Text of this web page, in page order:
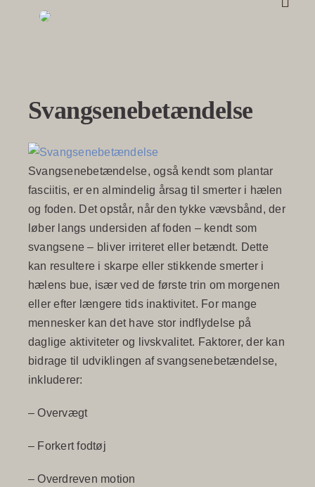
Svangsenebetændelse
Svangsenebetændelse, også kendt som plantar
fasciitis, er en almindelig årsag til smerter i hælen
og foden. Det opstår, når den tykke vævsbånd, der
løber langs undersiden af foden – kendt som
svangsene – bliver irriteret eller betændt. Dette
kan resultere i skarpe eller stikkende smerter i
hælens bue, især ved de første trin om morgenen
eller efter længere tids inaktivitet. For mange
mennesker kan det have stor indflydelse på
daglige aktiviteter og livskvalitet. Faktorer, der kan
bidrage til udviklingen af svangsenebetændelse,
inkluderer:
– Overvægt
– Forkert fodtøj
– Overdreven motion